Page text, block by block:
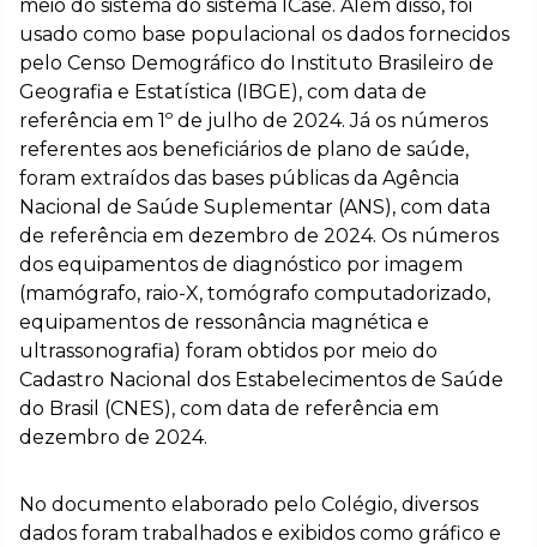
meio do sistema do sistema ICase. Além disso, foi
usado como base populacional os dados fornecidos
pelo Censo Demográfico do Instituto Brasileiro de
Geografia e Estatística (IBGE), com data de
referência em 1º de julho de 2024. Já os números
referentes aos beneficiários de plano de saúde,
foram extraídos das bases públicas da Agência
Nacional de Saúde Suplementar (ANS), com data
de referência em dezembro de 2024. Os números
dos equipamentos de diagnóstico por imagem
(mamógrafo, raio-X, tomógrafo computadorizado,
equipamentos de ressonância magnética e
ultrassonografia) foram obtidos por meio do
Cadastro Nacional dos Estabelecimentos de Saúde
do Brasil (CNES), com data de referência em
dezembro de 2024.
No documento elaborado pelo Colégio, diversos
dados foram trabalhados e exibidos como gráfico e